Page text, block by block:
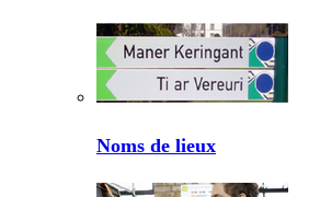
Noms de lieux